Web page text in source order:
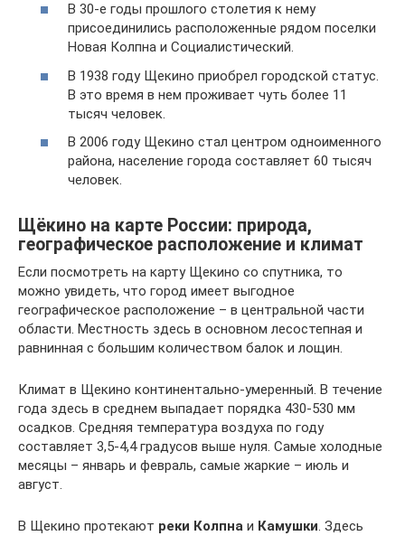
В 30-е годы прошлого столетия к нему
присоединились расположенные рядом поселки
Новая Колпна и Социалистический.
В 1938 году Щекино приобрел городской статус.
В это время в нем проживает чуть более 11
тысяч человек.
В 2006 году Щекино стал центром одноименного
района, население города составляет 60 тысяч
человек.
Щёкино на карте России: природа,
географическое расположение и климат
Если посмотреть на карту Щекино со спутника, то
можно увидеть, что город имеет выгодное
географическое расположение – в центральной части
области. Местность здесь в основном лесостепная и
равнинная с большим количеством балок и лощин.
Климат в Щекино континентально-умеренный. В течение
года здесь в среднем выпадает порядка 430-530 мм
осадков. Средняя температура воздуха по году
составляет 3,5-4,4 градусов выше нуля. Самые холодные
месяцы – январь и февраль, самые жаркие – июль и
август.
В Щекино протекают реки Колпна и Камушки. Здесь